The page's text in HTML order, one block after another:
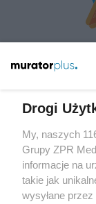
Drogi
My, naszych
Grupy ZPR
informacje na
takie jak
wysyłane